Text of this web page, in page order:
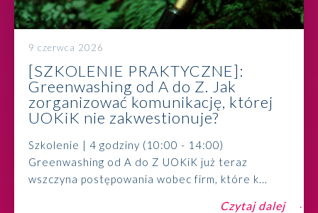
9 czerwca 2026
[SZKOLENIE PRAKTYCZNE]:
Greenwashing od A do Z. Jak
zorganizować komunikację, której
UOKiK nie zakwestionuje?
Szkolenie | 4 godziny (10:00 - 14:00)
Greenwashing od A do Z UOKiK już teraz
wszczyna postępowania wobec firm, które k...
Czytaj dalej